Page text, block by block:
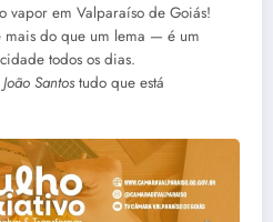
vapor em Valparaíso de Goiás!
mais do que um lema — é um
todos os dias.
Santos tudo que está